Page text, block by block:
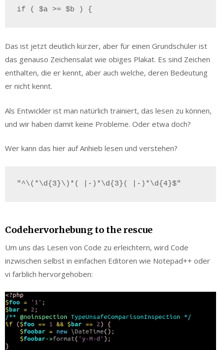
if ( $a >= $b ) {
Das ist jetzt deutlich kürzer, aber für einen Grundschüler ist
das genauso Zeichensalat wie obiges Plakat. Es sind Zeichen
enthalten, die er kennt, aber auch welche, deren Bedeutung
er nicht kennt.
Als Entwickler ist man natürlich trainiert, das lesen zu können,
und wir haben damit keine Probleme. Oder etwa doch?
Wer kann das hier auf Anhieb lesen und verstehen?
"^\(*\d{3}\)*( |-)*\d{3}( |-)*\d{4}$"
Codehervorhebung to the rescue
Um uns das Lesen von Code zu erleichtern, wird Code
inzwischen selbst in einfachen Editoren wie Notepad++ oder
vi farblich hervorgehoben: